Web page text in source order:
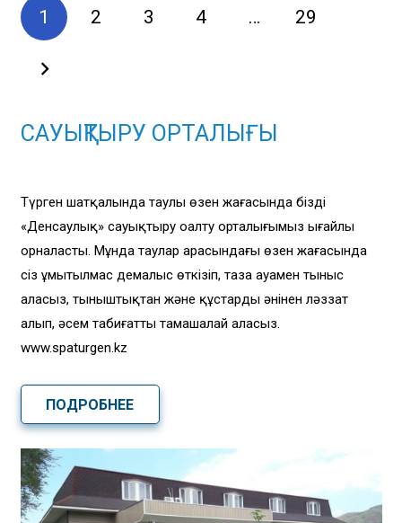
1 2 3 4 … 29
САУЫҚТЫРУ ОРТАЛЫҒЫ
Түрген шатқалында таулы өзен жағасында біздің
«Денсаулық» сауықтыру оңалту орталығымыз ыңғайлы
орналасты. Мұнда таулар арасындағы өзен жағасында
сіз ұмытылмас демалыс өткізіп, таза ауамен тыныс
аласыз, тыныштықтан және құстардың әнінен ләззат
алып, әсем табиғатты тамашалай аласыз.
www.spaturgen.kz
ПОДРОБНЕЕ